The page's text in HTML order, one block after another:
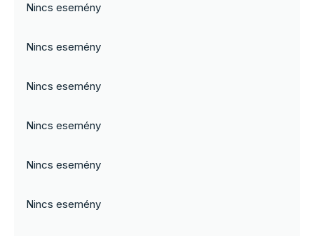
Nincs esemény
Nincs esemény
Nincs esemény
Nincs esemény
Nincs esemény
Nincs esemény